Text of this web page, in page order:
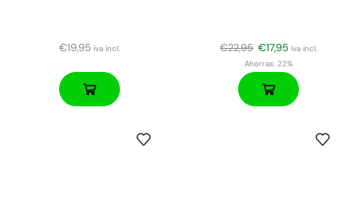
€19,95 iva incl. €22,95 €17,95 iva incl.
Ahorras:22%